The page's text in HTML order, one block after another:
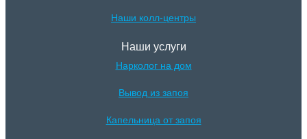
Наши колл-центры
Наши услуги
Нарколог на дом
Вывод из запоя
Капельница от запоя